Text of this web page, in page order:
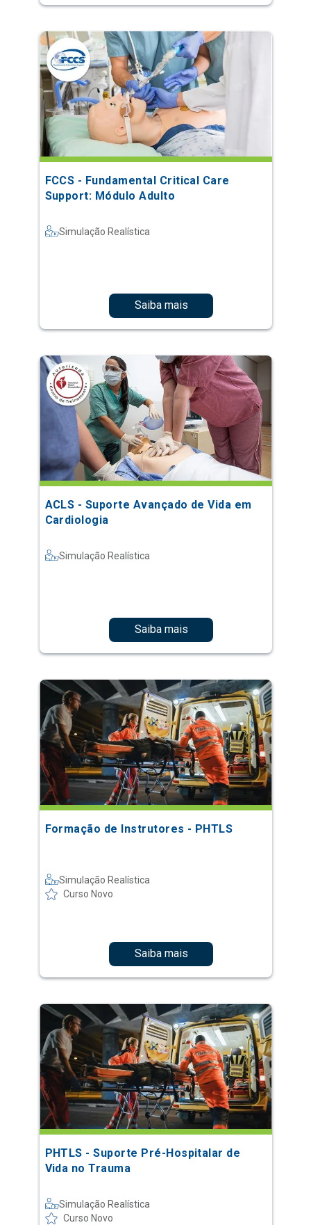
FCCS - Fundamental Critical Care
Support: Módulo Adulto
Simulação Realística
Saiba mais
ACLS - Suporte Avançado de Vida em
Cardiologia
Simulação Realística
Saiba mais
Formação de Instrutores - PHTLS
Simulação Realística
Curso Novo
Saiba mais
PHTLS - Suporte Pré-Hospitalar de
Vida no Trauma
Simulação Realística
Curso Novo